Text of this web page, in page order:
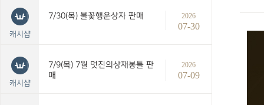
캐시샵
7/30(목) 불꽃행운상자 판매 2026
07-30
캐시샵
7/9(목) 7월 멋진의상재봉틀 판
매
2026
07-09